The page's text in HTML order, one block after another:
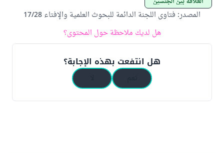
المصدر: فتاوى اللجنة الدائمة للبحوث العلمية والإفتاء 17/28
هل لديك ملاحظة حول المحتوى؟
هل انتفعت بهذه الإجابة؟